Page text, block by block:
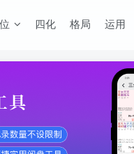
四化 格局 运用